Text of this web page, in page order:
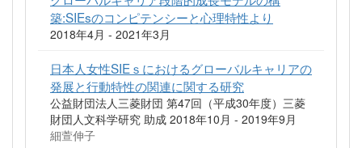
築:SIEsのコンピテンシーと心理特性より
2018年4月 - 2021年3月
日本人女性SIEｓにおけるグローバルキャリアの
発展と行動特性の関連に関する研究
公益財団法人三菱財団 第47回（平成30年度）三菱
財団人文科学研究 助成 2018年10月 - 2019年9月
細萱伸子